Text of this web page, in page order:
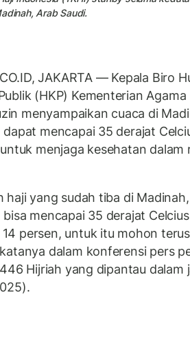
Arab Saudi.
JAKARTA — Kepala Biro
(HKP) Kementerian Agama
menyampaikan cuaca di
mencapai 35 derajat
menjaga kesehatan dalam
haji yang sudah tiba di
mencapai 35 derajat
persen, untuk itu mohon
dalam konferensi pers
Hijriah yang dipantau dalam